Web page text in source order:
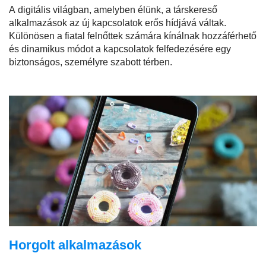
A digitális világban, amelyben élünk, a társkereső
alkalmazások az új kapcsolatok erős hídjává váltak.
Különösen a fiatal felnőttek számára kínálnak hozzáférhető
és dinamikus módot a kapcsolatok felfedezésére egy
biztonságos, személyre szabott térben.
Horgolt alkalmazások